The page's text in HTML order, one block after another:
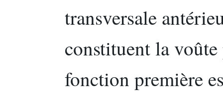
transversale
constituent la
fonction première